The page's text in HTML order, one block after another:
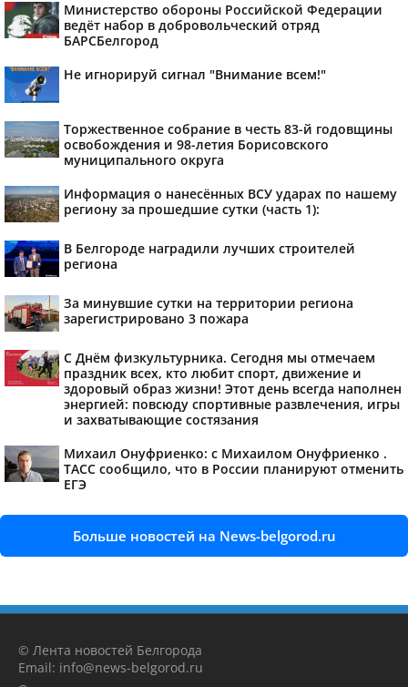
Министерство обороны Российской Федерации
ведёт набор в добровольческий отряд
БАРСБелгород
Не игнорируй сигнал "Внимание всем!"
Торжественное собрание в честь 83-й годовщины
освобождения и 98-летия Борисовского
муниципального округа
Информация о нанесённых ВСУ ударах по нашему
региону за прошедшие сутки (часть 1):
В Белгороде наградили лучших строителей
региона
За минувшие сутки на территории региона
зарегистрировано 3 пожара
С Днём физкультурника. Сегодня мы отмечаем
праздник всех, кто любит спорт, движение и
здоровый образ жизни! Этот день всегда наполнен
энергией: повсюду спортивные развлечения, игры
и захватывающие состязания
Михаил Онуфриенко: с Михаилом Онуфриенко .
ТАСС сообщило, что в России планируют отменить
ЕГЭ
Больше новостей на News-belgorod.ru
© Лента новостей Белгорода
Email: info@news-belgorod.ru